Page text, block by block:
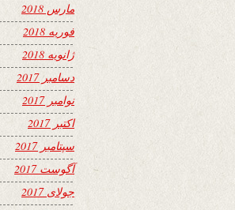
مارس 2018
فوریه 2018
ژانویه 2018
دسامبر 2017
نوامبر 2017
اکتبر 2017
سپتامبر 2017
آگوست 2017
جولای 2017